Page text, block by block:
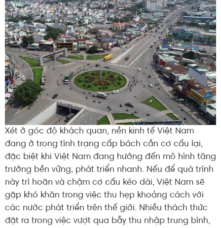
Xét ở góc độ khách quan, nền kinh tế Việt Nam
đang ở trong tình trạng cấp bách cần cơ cấu lại,
đặc biệt khi Việt Nam đang hướng đến mô hình tăng
trưởng bền vững, phát triển nhanh. Nếu để quá trình
này trì hoãn và chậm cơ cấu kéo dài, Việt Nam sẽ
gặp khó khăn trong việc thu hẹp khoảng cách với
các nước phát triển trên thế giới. Nhiều thách thức
đặt ra trong việc vượt qua bẫy thu nhập trung bình,